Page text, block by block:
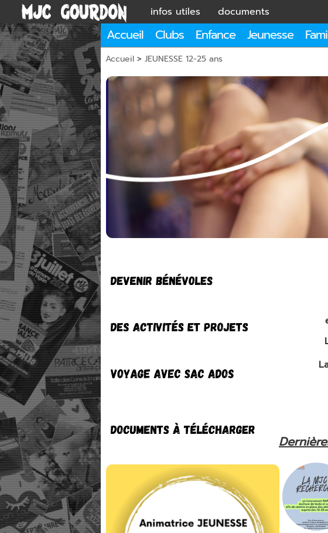
infos utiles documents
Accueil Clubs Enfance Jeunesse
Accueil > JEUNESSE 12-25 ans